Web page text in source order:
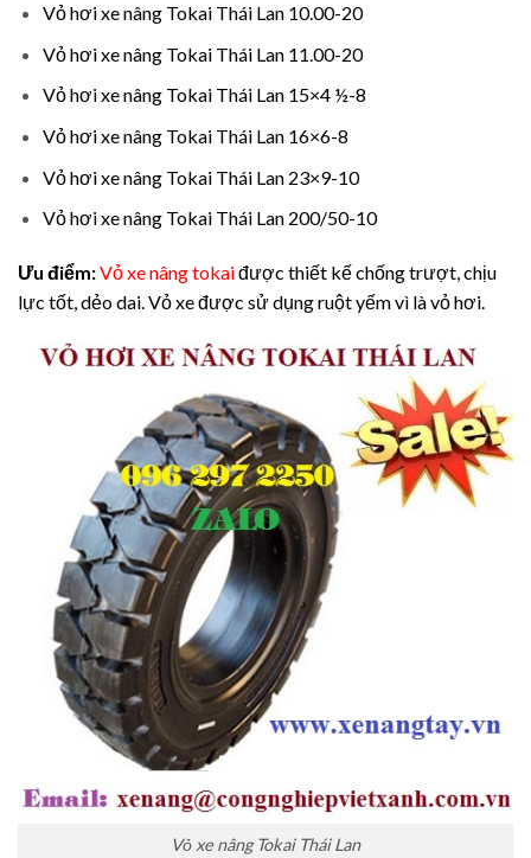
Vỏ hơi xe nâng Tokai Thái Lan 10.00-20
Vỏ hơi xe nâng Tokai Thái Lan 11.00-20
Vỏ hơi xe nâng Tokai Thái Lan 15×4 ½-8
Vỏ hơi xe nâng Tokai Thái Lan 16×6-8
Vỏ hơi xe nâng Tokai Thái Lan 23×9-10
Vỏ hơi xe nâng Tokai Thái Lan 200/50-10
Ưu điểm:Vỏ xe nâng tokaiđược thiết kế chống trượt, chịu
lực tốt, dẻo dai. Vỏ xe được sử dụng ruột yếm vì là vỏ hơi.
Vỏ xe nâng Tokai Thái Lan